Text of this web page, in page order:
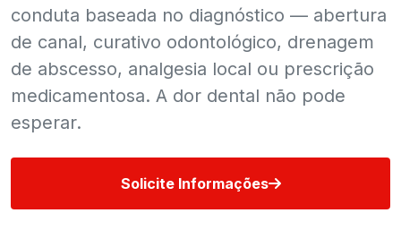
conduta baseada no diagnóstico — abertura
de canal, curativo odontológico, drenagem
de abscesso, analgesia local ou prescrição
medicamentosa. A dor dental não pode
esperar.
Solicite Informações